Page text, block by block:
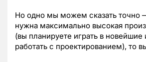
Но одно мы можем сказать точно
нужна максимально высокая
(вы планируете играть в новейшие
работать с проектированием), то